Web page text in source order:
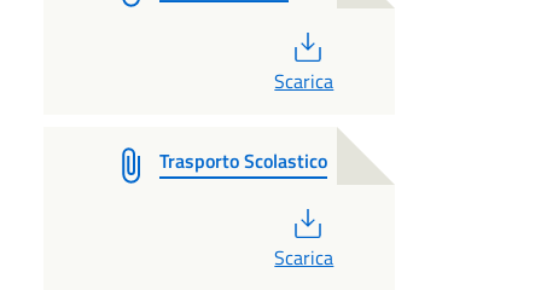
Scarica
Trasporto Scolastico
Scarica